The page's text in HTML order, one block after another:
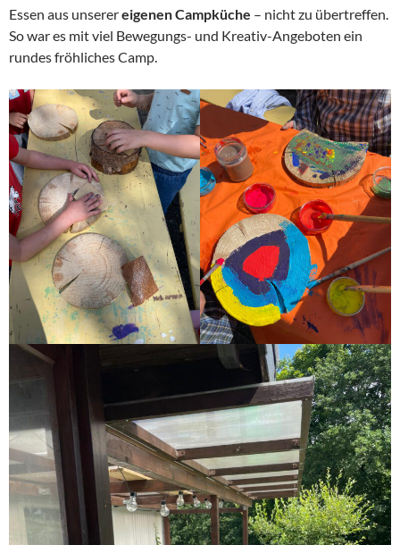
Essen aus unserereigenen Campküche – nicht zu übertreffen.
So war es mit viel Bewegungs- und Kreativ-Angeboten ein
rundes fröhliches Camp.